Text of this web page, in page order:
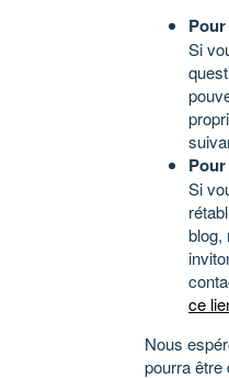
Si
Si
blog,
ce
Nous
pourra être